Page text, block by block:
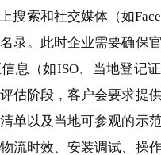
搜索和社交媒体（如
录。此时企业需要确保
息（如ISO、当地登记
估阶段，客户会要求提
单以及当地可参观的示
流时效、安装调试、操